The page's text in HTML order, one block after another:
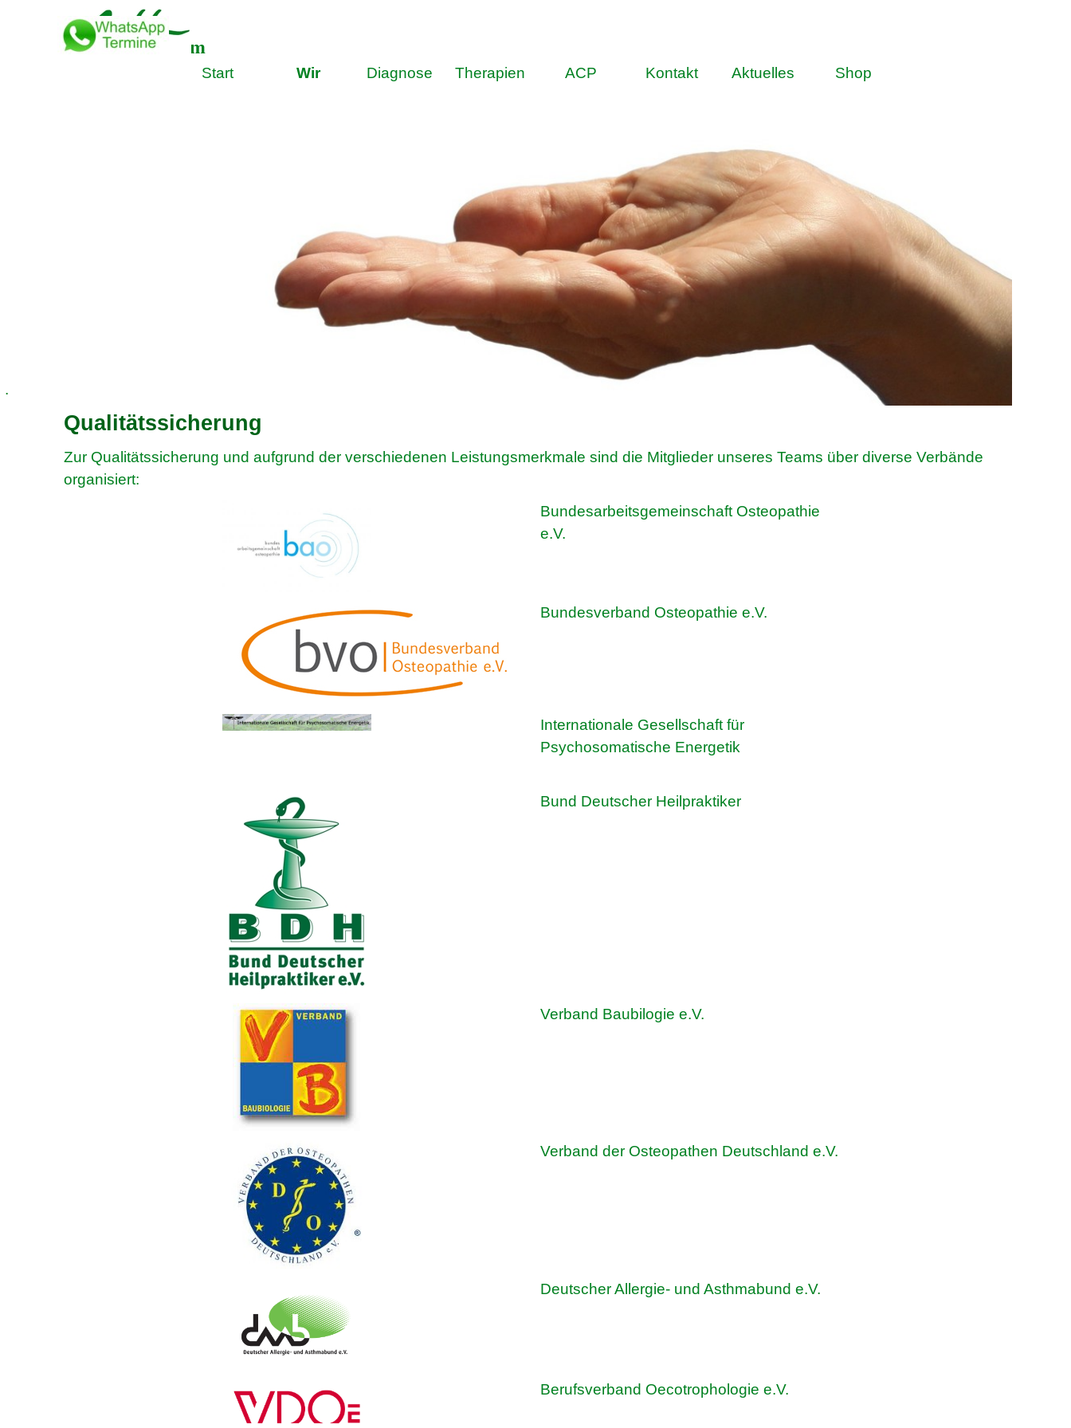
Menü überspringen
Start Wir ▼
Diagnose Therapien ACP ▼
Kontakt Aktuelles ▼
Shop
Das
Naturheilzentrum
.
Qualitätssicherung
Zur Qualitätssicherung und aufgrund der verschiedenen Leistungsmerkmale sind die Mitglieder unseres Teams über diverse Verbände
organisiert:
Bundesarbeitsgemeinschaft Osteopathie
e.V.
Bundesverband Osteopathie e.V.
Internationale Gesellschaft für
Psychosomatische Energetik
Bund Deutscher Heilpraktiker
Verband Baubilogie e.V.
Verband der Osteopathen Deutschland e.V.
Deutscher Allergie- und Asthmabund e.V.
Berufsverband Oecotrophologie e.V.